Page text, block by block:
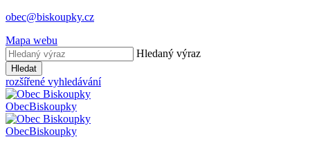
obec@biskoupky.cz
Mapa webu
Hledaný výraz
Hledat
rozšířené vyhledávání
ObecBiskoupky
ObecBiskoupky